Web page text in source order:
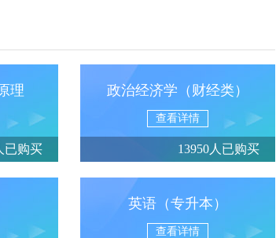
理
已购买
政治经济学（财经类）
查看详情
13950人已购买
英语（专升本）
查看详情